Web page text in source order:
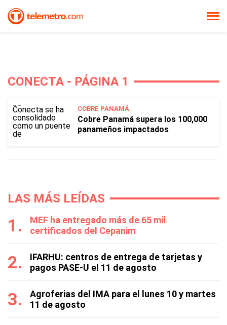
CONECTA - PÁGINA 1
COBRE PANAMÁ.
Cobre Panamá supera los 100,000
panameños impactados
LAS MÁS LEÍDAS
MEF ha entregado más de 65 mil
certificados del Cepanim
IFARHU: centros de entrega de tarjetas y
pagos PASE-U el 11 de agosto
Agroferias del IMA para el lunes 10 y martes
11 de agosto